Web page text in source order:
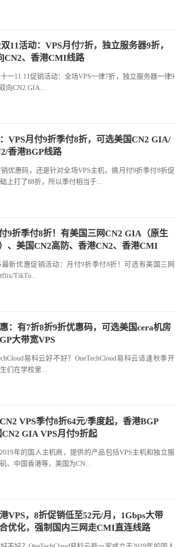
11活动：VPS月付7折，独立服务器9折，
CN2、香港CMI线路
一11.11促销活动：全场VPS一律7折，独立服务器一律9
向CN2 GIA...
VPS月付9折季付8折，可选美国CN2 GIA/
香港BGP线路
优惠码，还是针对全场VPS主机，搞月付9折季付8折促
上打了88折，所以季付相当于...
9折季付8折！有美国三网CN2 GIA（原生
、美国CN2高防、香港CN2、香港CMI
最新优惠促销活动：月付9折季付8折！可选有美国三网
TikTo...
：有7折8折9折优惠码，可选美国cera机房
大带宽VPS
易科云好不好？OneTechCloud易科云适逢秋季开
们在学校里...
VPS季付8折64元/季度起，香港BGP
GIA VPS月付9折起
年的国人主机商，提供的产品包括VPS主机和独立服
、中国香港等，美国为CN...
VPS，8折促销低至52元/月，1Gbps大带
优化，强制国内三网走CMI直连线路